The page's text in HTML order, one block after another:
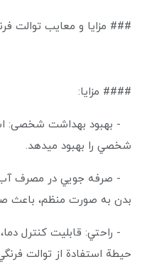
### مزایا و معایب توالت
#### مزایا:
- بهبود بهداشت شخصی:
شخصي را بهبود ميدهد.
- صرفه جويي در مصرف
بدن به صورت منظم، باعث
- راحتي: قابليت كنترل
حيطة استفادة از توالت